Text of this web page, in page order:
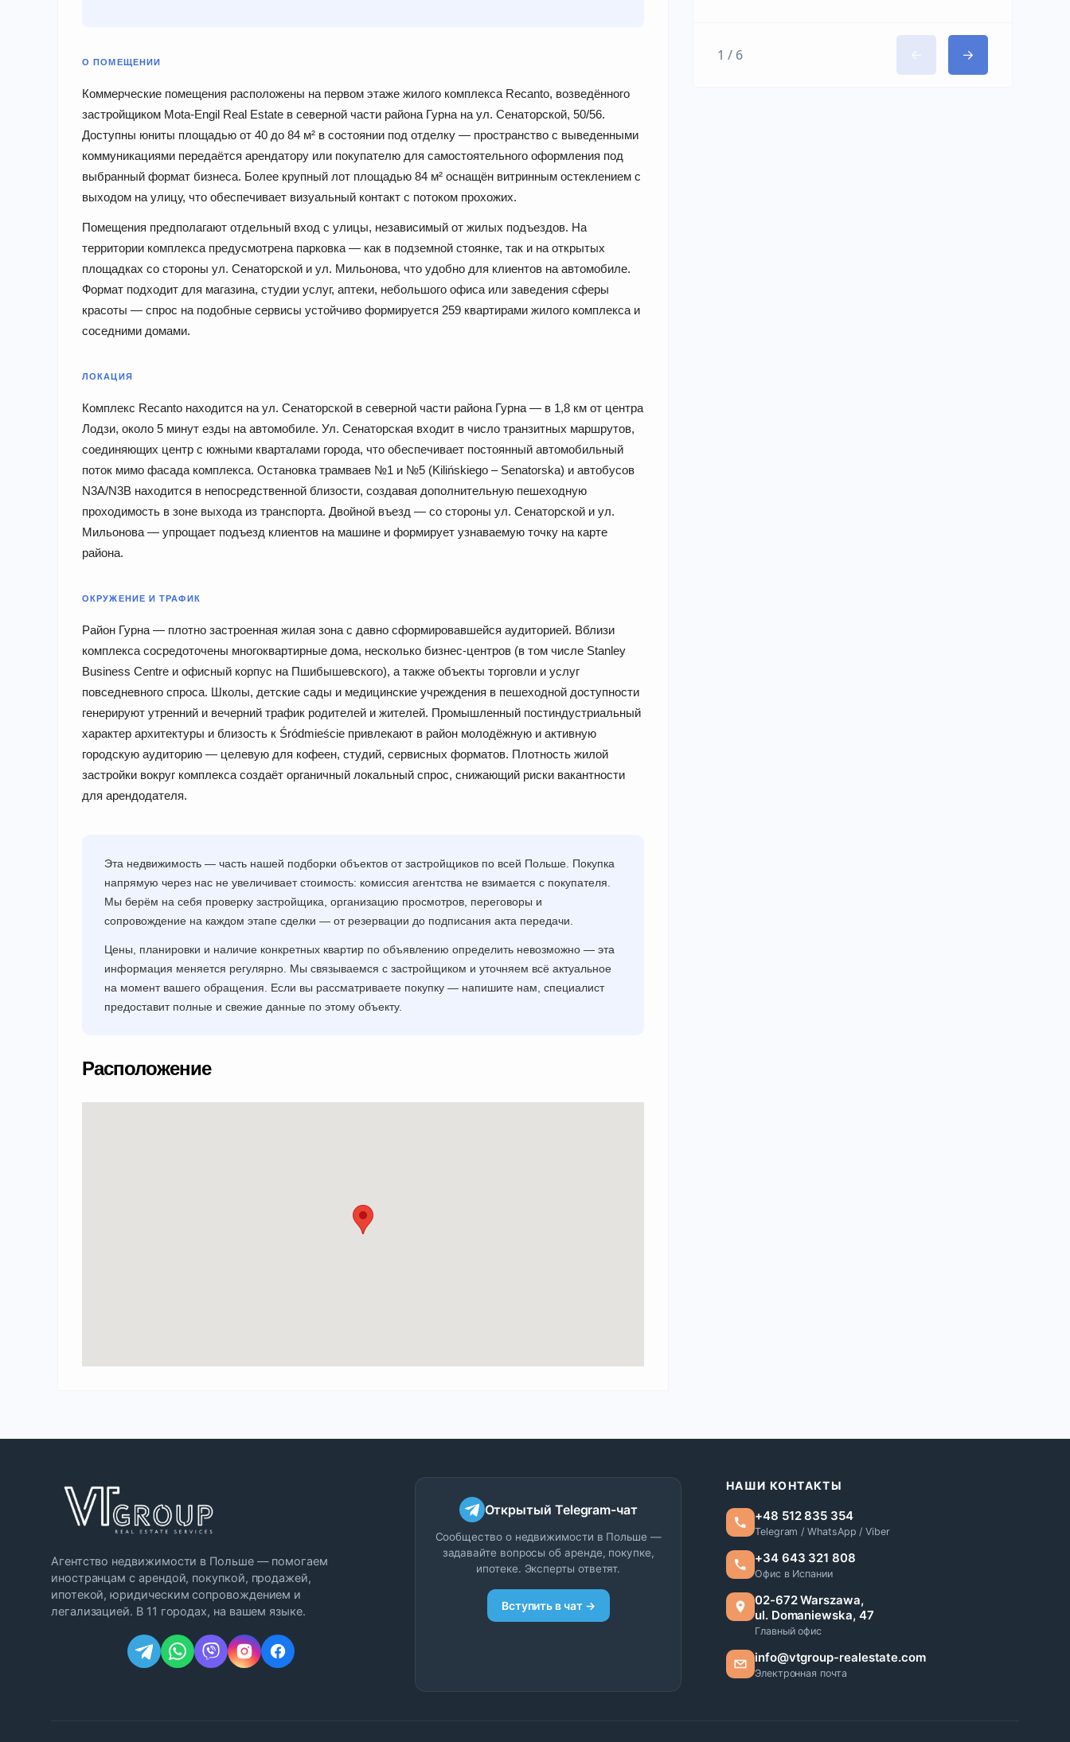
О ПОМЕЩЕНИИ
Коммерческие помещения расположены на первом этаже жилого комплекса Recanto, возведённого
застройщиком Mota-Engil Real Estate в северной части района Гурна на ул. Сенаторской, 50/56.
Доступны юниты площадью от 40 до 84 м² в состоянии под отделку — пространство с выведенными
коммуникациями передаётся арендатору или покупателю для самостоятельного оформления под
выбранный формат бизнеса. Более крупный лот площадью 84 м² оснащён витринным остеклением с
выходом на улицу, что обеспечивает визуальный контакт с потоком прохожих.
Помещения предполагают отдельный вход с улицы, независимый от жилых подъездов. На
территории комплекса предусмотрена парковка — как в подземной стоянке, так и на открытых
площадках со стороны ул. Сенаторской и ул. Мильонова, что удобно для клиентов на автомобиле.
Формат подходит для магазина, студии услуг, аптеки, небольшого офиса или заведения сферы
красоты — спрос на подобные сервисы устойчиво формируется 259 квартирами жилого комплекса и
соседними домами.
ЛОКАЦИЯ
Комплекс Recanto находится на ул. Сенаторской в северной части района Гурна — в 1,8 км от центра
Лодзи, около 5 минут езды на автомобиле. Ул. Сенаторская входит в число транзитных маршрутов,
соединяющих центр с южными кварталами города, что обеспечивает постоянный автомобильный
поток мимо фасада комплекса. Остановка трамваев №1 и №5 (Kilińskiego – Senatorska) и автобусов
N3A/N3B находится в непосредственной близости, создавая дополнительную пешеходную
проходимость в зоне выхода из транспорта. Двойной въезд — со стороны ул. Сенаторской и ул.
Мильонова — упрощает подъезд клиентов на машине и формирует узнаваемую точку на карте
района.
ОКРУЖЕНИЕ И ТРАФИК
Район Гурна — плотно застроенная жилая зона с давно сформировавшейся аудиторией. Вблизи
комплекса сосредоточены многоквартирные дома, несколько бизнес-центров (в том числе Stanley
Business Centre и офисный корпус на Пшибышевского), а также объекты торговли и услуг
повседневного спроса. Школы, детские сады и медицинские учреждения в пешеходной доступности
генерируют утренний и вечерний трафик родителей и жителей. Промышленный постиндустриальный
характер архитектуры и близость к Śródmieście привлекают в район молодёжную и активную
городскую аудиторию — целевую для кофеен, студий, сервисных форматов. Плотность жилой
застройки вокруг комплекса создаёт органичный локальный спрос, снижающий риски вакантности
для арендодателя.
Эта недвижимость — часть нашей подборки объектов от застройщиков по всей Польше. Покупка
напрямую через нас не увеличивает стоимость: комиссия агентства не взимается с покупателя.
Мы берём на себя проверку застройщика, организацию просмотров, переговоры и
сопровождение на каждом этапе сделки — от резервации до подписания акта передачи.
Цены, планировки и наличие конкретных квартир по объявлению определить невозможно — эта
информация меняется регулярно. Мы связываемся с застройщиком и уточняем всё актуальное
на момент вашего обращения. Если вы рассматриваете покупку — напишите нам, специалист
предоставит полные и свежие данные по этому объекту.
Расположение
1 / 6
Агентство недвижимости в Польше — помогаем
иностранцам с арендой, покупкой, продажей,
ипотекой, юридическим сопровождением и
легализацией. В 11 городах, на вашем языке.
Открытый Telegram-чат
Сообщество о недвижимости в Польше —
задавайте вопросы об аренде, покупке,
ипотеке. Эксперты ответят.
Вступить в чат →
НАШИ КОНТАКТЫ
+48 512 835 354
Telegram / WhatsApp / Viber
+34 643 321 808
Офис в Испании
02-672 Warszawa,
ul. Domaniewska, 47
Главный офис
info@vtgroup-realestate.com
Электронная почта